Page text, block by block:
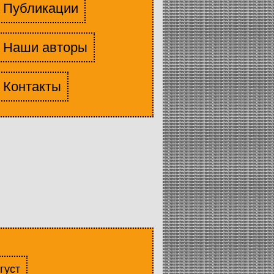
Публикации
Наши авторы
Контакты